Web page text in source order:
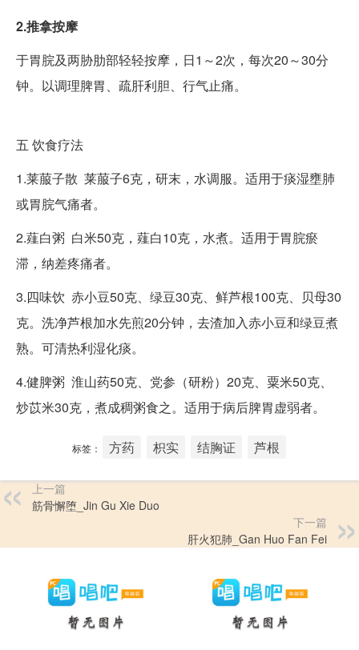
2.推拿按摩
于胃脘及两胁肋部轻轻按摩，日1～2次，每次20～30分
钟。以调理脾胃、疏肝利胆、行气止痛。
五 饮食疗法
1.莱菔子散 莱菔子6克，研末，水调服。适用于痰湿壅肺
或胃脘气痛者。
2.薤白粥 白米50克，薤白10克，水煮。适用于胃脘瘀
滞，纳差疼痛者。
3.四味饮 赤小豆50克、绿豆30克、鲜芦根100克、贝母30
克。洗净芦根加水先煎20分钟，去渣加入赤小豆和绿豆煮
熟。可清热利湿化痰。
4.健脾粥 淮山药50克、党参（研粉）20克、粟米50克、
炒苡米30克，煮成稠粥食之。适用于病后脾胃虚弱者。
标签： 方药 枳实 结胸证 芦根
上一篇
筋骨懈堕_Jin Gu Xie Duo
下一篇
肝火犯肺_Gan Huo Fan Fei